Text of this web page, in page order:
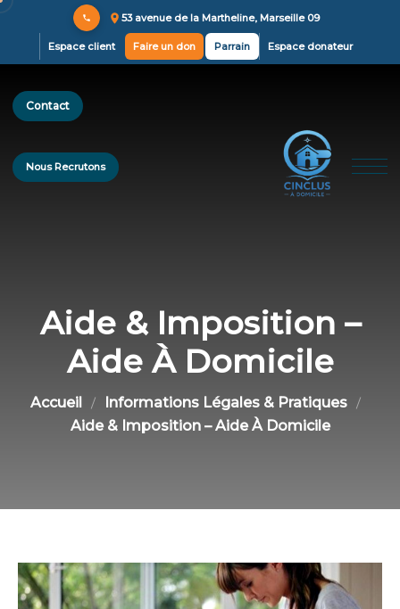
53 avenue de la Martheline, Marseille 09
Espace client Faire un don Parrain Espace donateur
Contact
Nous Recrutons
Aide & Imposition –
Aide À Domicile
Accueil
Informations Légales & Pratiques
Aide & Imposition – Aide À Domicile